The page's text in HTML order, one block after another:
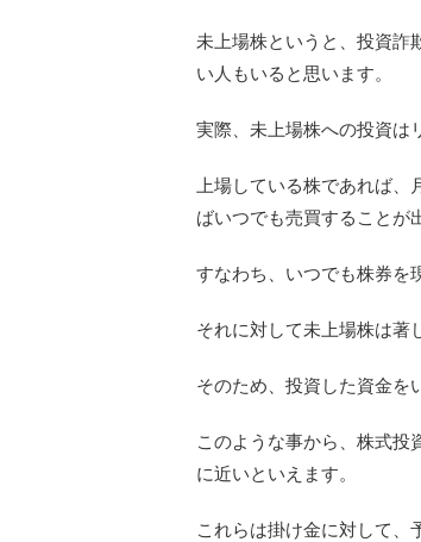
未上場株というと、投資詐
い人もいると思います。
実際、未上場株への投資は
上場している株であれば、
ばいつでも売買することが
すなわち、いつでも株券を
それに対して未上場株は著
そのため、投資した資金を
このような事から、株式投
に近いといえます。
これらは掛け金に対して、